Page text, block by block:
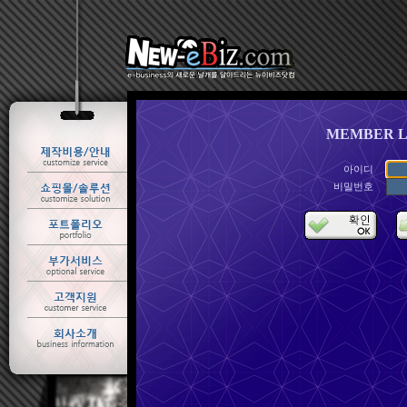
MEMBER
아이디
비밀번호